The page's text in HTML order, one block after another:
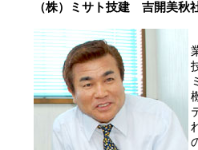
（株）ミサト技建 吉開美秋